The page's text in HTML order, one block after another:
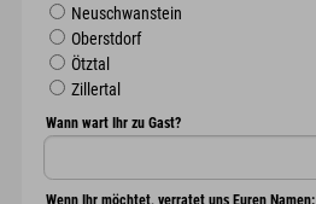
Neuschwanstein
Oberstdorf
Ötztal
Zillertal
Wann wart Ihr zu Gast?
Wenn Ihr möchtet, verratet uns Euren Namen: